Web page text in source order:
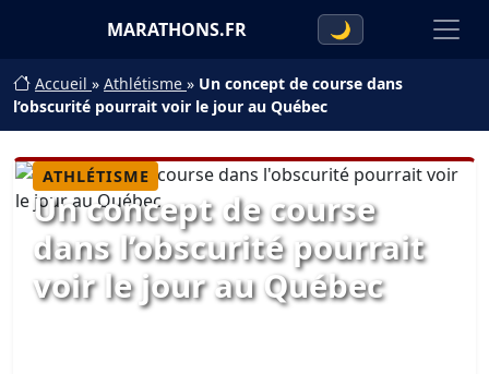
MARATHONS.FR 🌙
Accueil » Athlétisme » Un concept de course dans
l’obscurité pourrait voir le jour au Québec
ATHLÉTISME
Un concept de course
dans l’obscurité pourrait
voir le jour au Québec